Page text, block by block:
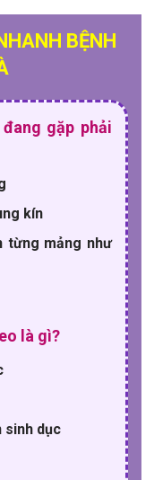
BỆNH
gặp phải
kín
từng mảng như
là gì?
sinh dục